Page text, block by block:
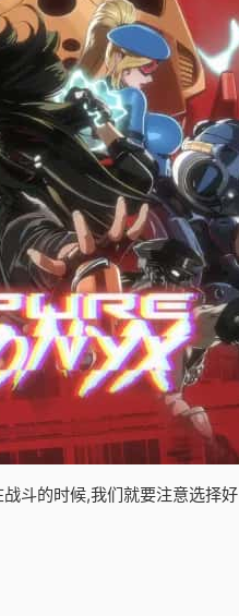
斗的时候,我们就要注意选择